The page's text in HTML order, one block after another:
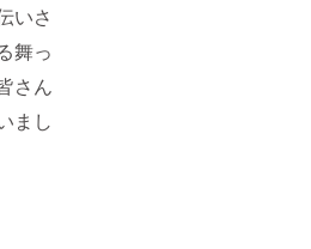
いさ
舞っ
さん
まし